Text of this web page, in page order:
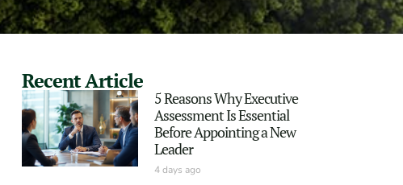
Recent Article
5 Reasons Why Executive
Assessment Is Essential
Before Appointing a New
Leader
4 days ago